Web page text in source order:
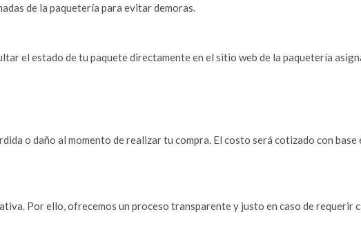
de la paquetería para evitar demoras.
el estado de tu paquete directamente en el sitio web de la paquetería
o daño al momento de realizar tu compra. El costo será cotizado con
Por ello, ofrecemos un proceso transparente y justo en caso de requerir